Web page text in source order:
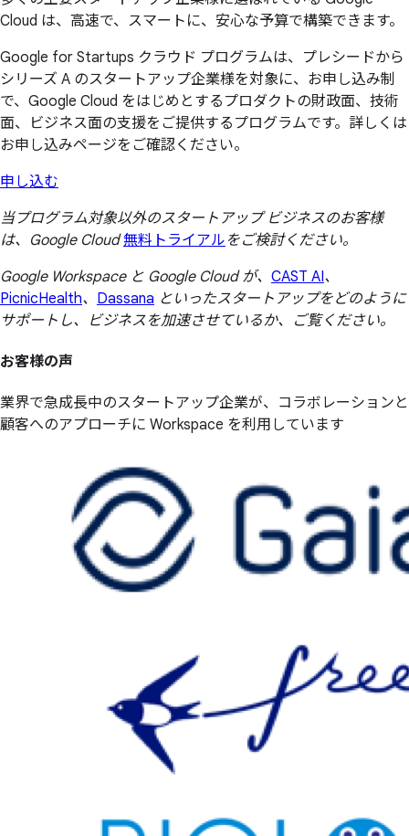
Cloud は、高速で、スマートに、安心な予算で構築できます。
Google for Startups クラウド プログラムは、プレシードから
シリーズ A のスタートアップ企業様を対象に、お申し込み制
で、Google Cloud をはじめとするプロダクトの財政面、技術
面、ビジネス面の支援をご提供するプログラムです。詳しくは
お申し込みページをご確認ください。
申し込む
当プログラム対象以外のスタートアップ ビジネスのお客様
は、Google Cloud無料トライアル をご検討ください。
Google Workspace と Google Cloud が、 CAST AI、
PicnicHealth、 Dassana といったスタートアップをどのように
サポートし、ビジネスを加速させているか、ご覧ください。
お客様の声
業界で急成長中のスタートアップ企業が、コラボレーションと
顧客へのアプローチに Workspace を利用しています